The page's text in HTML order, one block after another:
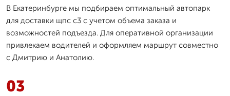
В Екатеринбурге мы подбираем оптимальный автопарк
для доставки щпс с3 с учетом объема заказа и
возможностей подъезда. Для оперативной организации
привлекаем водителей и оформляем маршрут совместно
с Дмитрию и Анатолию.
03